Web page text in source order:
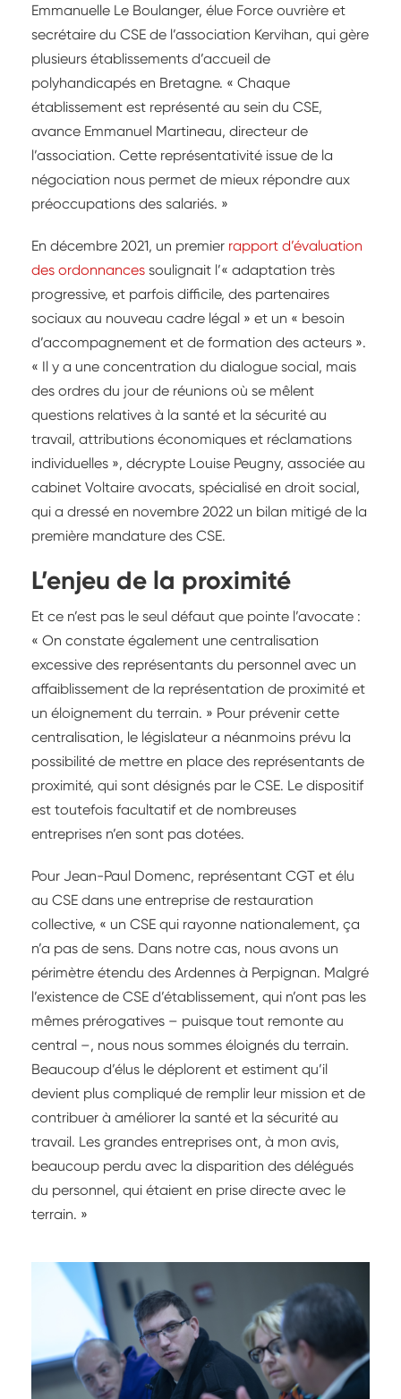
Emmanuelle Le Boulanger, élue Force ouvrière et
secrétaire du CSE de l’association Kervihan, qui gère
plusieurs établissements d’accueil de
polyhandicapés en Bretagne. « Chaque
établissement est représenté au sein du CSE,
avance Emmanuel Martineau, directeur de
l’association. Cette représentativité issue de la
négociation nous permet de mieux répondre aux
préoccupations des salariés. »
En décembre 2021, un premier rapport d’évaluation
des ordonnances soulignait l’« adaptation très
progressive, et parfois difficile, des partenaires
sociaux au nouveau cadre légal » et un « besoin
d’accompagnement et de formation des acteurs ».
« Il y a une concentration du dialogue social, mais
des ordres du jour de réunions où se mêlent
questions relatives à la santé et la sécurité au
travail, attributions économiques et réclamations
individuelles », décrypte Louise Peugny, associée au
cabinet Voltaire avocats, spécialisé en droit social,
qui a dressé en novembre 2022 un bilan mitigé de la
première mandature des CSE.
L’enjeu de la proximité
Et ce n’est pas le seul défaut que pointe l’avocate :
« On constate également une centralisation
excessive des représentants du personnel avec un
affaiblissement de la représentation de proximité et
un éloignement du terrain. » Pour prévenir cette
centralisation, le législateur a néanmoins prévu la
possibilité de mettre en place des représentants de
proximité, qui sont désignés par le CSE. Le dispositif
est toutefois facultatif et de nombreuses
entreprises n’en sont pas dotées.
Pour Jean-Paul Domenc, représentant CGT et élu
au CSE dans une entreprise de restauration
collective, « un CSE qui rayonne nationalement, ça
n’a pas de sens. Dans notre cas, nous avons un
périmètre étendu des Ardennes à Perpignan. Malgré
l’existence de CSE d’établissement, qui n’ont pas les
mêmes prérogatives – puisque tout remonte au
central –, nous nous sommes éloignés du terrain.
Beaucoup d’élus le déplorent et estiment qu’il
devient plus compliqué de remplir leur mission et de
contribuer à améliorer la santé et la sécurité au
travail. Les grandes entreprises ont, à mon avis,
beaucoup perdu avec la disparition des délégués
du personnel, qui étaient en prise directe avec le
terrain. »